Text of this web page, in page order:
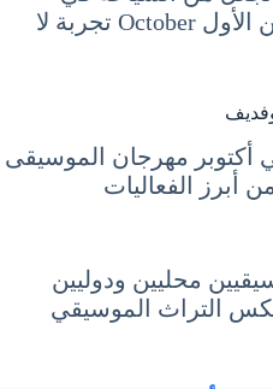
بلغاريا شهر أكتوبر 10 تشرين الأول October تجربة لا
مهرجان الموسيقى
أبرز الفعاليات
محليين ودوليين
التراث الموسيقي